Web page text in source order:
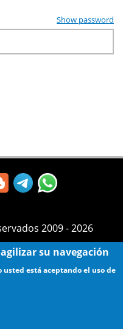
Show password
2009 - 2026
su navegación
está aceptando el uso de